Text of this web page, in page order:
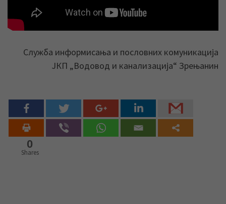
Служба информисања и пословних комуникација
ЈКП „Водовод и канализација“ Зрењанин
0
Shares